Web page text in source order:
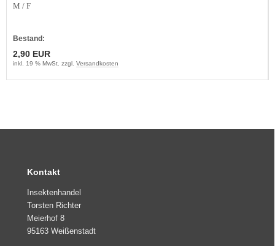
M / F
Bestand:
2,90 EUR
inkl. 19 % MwSt. zzgl. Versandkosten
Kontakt
Insektenhandel
Torsten Richter
Meierhof 8
95163 Weißenstadt